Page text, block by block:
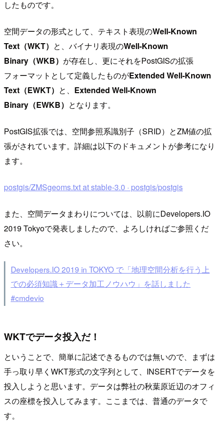
したものです。
空間データの形式として、テキスト表現のWell-Known
Text（WKT） と、バイナリ表現のWell-Known
Binary（WKB） が存在し、更にそれをPostGISの拡張
フォーマットとして定義したものがExtended Well-Known
Text（EWKT） と、 Extended Well-Known
Binary（EWKB） となります。
PostGIS拡張では、空間参照系識別子（SRID）とZM値の拡
張がされています。詳細は以下のドキュメントが参考になり
ます。
postgis/ZMSgeoms.txt at stable-3.0 · postgis/postgis
また、空間データまわりについては、以前にDevelopers.IO
2019 Tokyoで発表しましたので、よろしければご参照くだ
さい。
Developers.IO 2019 in TOKYO で「地理空間分析を行う上
での必須知識＋データ加工ノウハウ」を話しました
#cmdevio
WKTでデータ投入だ！
ということで、簡単に記述できるものでは無いので、まずは
手っ取り早くWKT形式の文字列として、INSERTでデータを
投入しようと思います。データは弊社の秋葉原近辺のオフィ
スの座標を投入してみます。ここまでは、普通のデータで
す。